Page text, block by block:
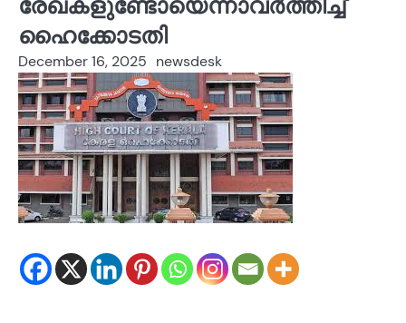
ഹൈക്കോടതി
December 16, 2025 newsdesk